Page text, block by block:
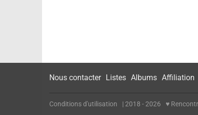
Nous contacter Listes Albums Affiliation
Conditions d'utilisation | 2018 - 2026 ♥